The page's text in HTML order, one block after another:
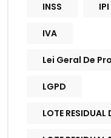
INSS IPI
IVA
Lei Geral De
LGPD
LOTE RESIDUAL